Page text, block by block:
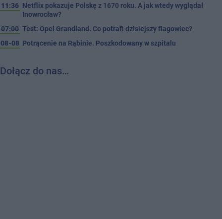
11:36 Netflix pokazuje Polskę z 1670 roku. A jak wtedy wyglądał
Inowrocław?
07:00 Test: Opel Grandland. Co potrafi dzisiejszy flagowiec?
08-08 Potrącenie na Rąbinie. Poszkodowany w szpitalu
Dołącz do nas…